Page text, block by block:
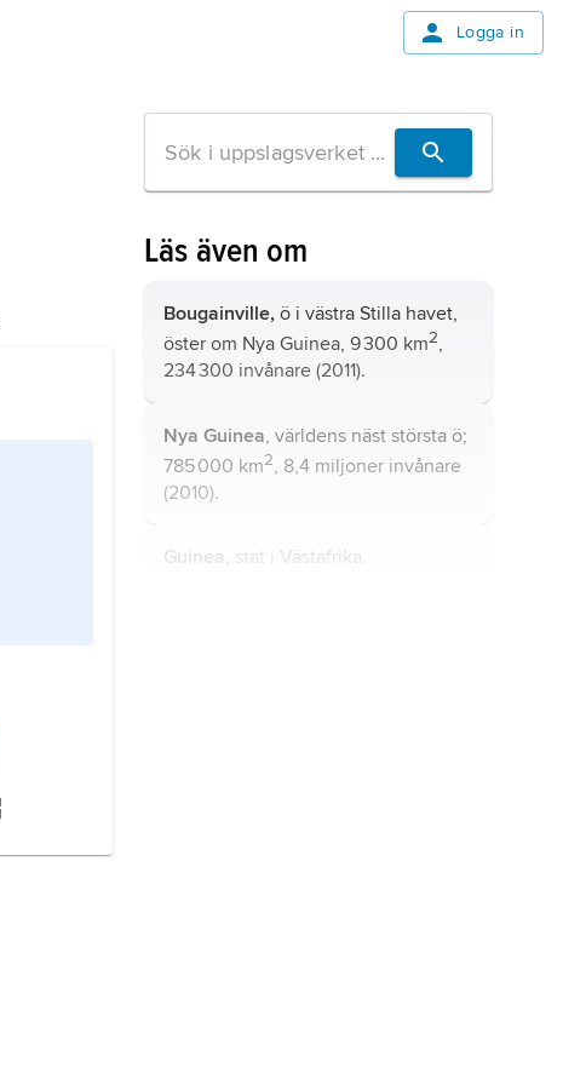
Logga in
Läs även om
Bougainville, ö i västra Stilla havet,
öster om Nya Guinea, 9 300 km2,
234 300 invånare (2011).
Nya Guinea, världens näst största ö;
785 000 km2, 8,4 miljoner invånare
(2010).
Guinea, stat i Västafrika.